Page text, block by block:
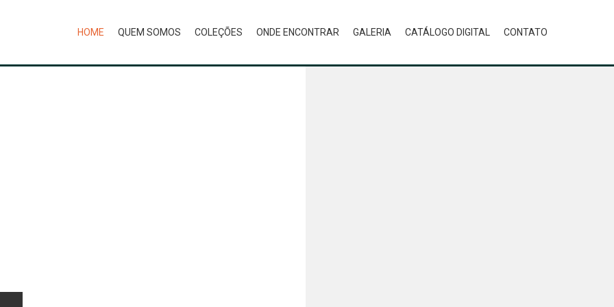
HOME QUEM SOMOS COLEÇÕES ONDE ENCONTRAR GALERIA CATÁLOGO DIGITAL CONTATO